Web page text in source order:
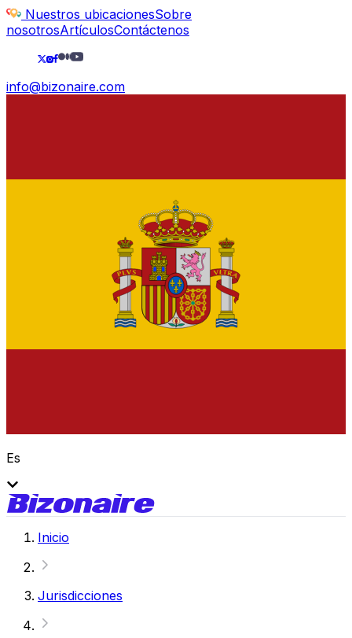
Nuestros ubicacionesSobre
nosotrosArtículosContáctenos
info@bizonaire.com
Es
Inicio
Jurisdicciones